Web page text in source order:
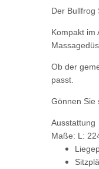
Der Bullfrog
Kompakt im
Ob der
passt.
Gönnen Sie
Ausstattung
Maße: L: